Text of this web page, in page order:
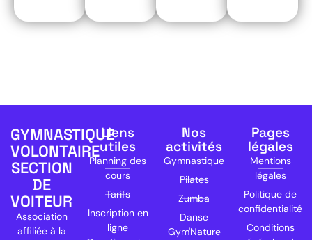
GYMNASTIQUE
VOLONTAIRE
SECTION
DE
VOITEUR
Association
affiliée à la
Liens
utiles
Planning des
cours
Tarifs
Inscription en
ligne
Nos
activités
Gymnastique
Pilates
Zumba
Danse
Gym'Nature
Pages
légales
Mentions
légales
Politique de
confidentialité
Conditions